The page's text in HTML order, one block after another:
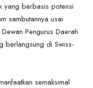
yang berbasis potensi
sambutannya usai
Pengurus Daerah
berlangsung di Swiss-
semaksimal